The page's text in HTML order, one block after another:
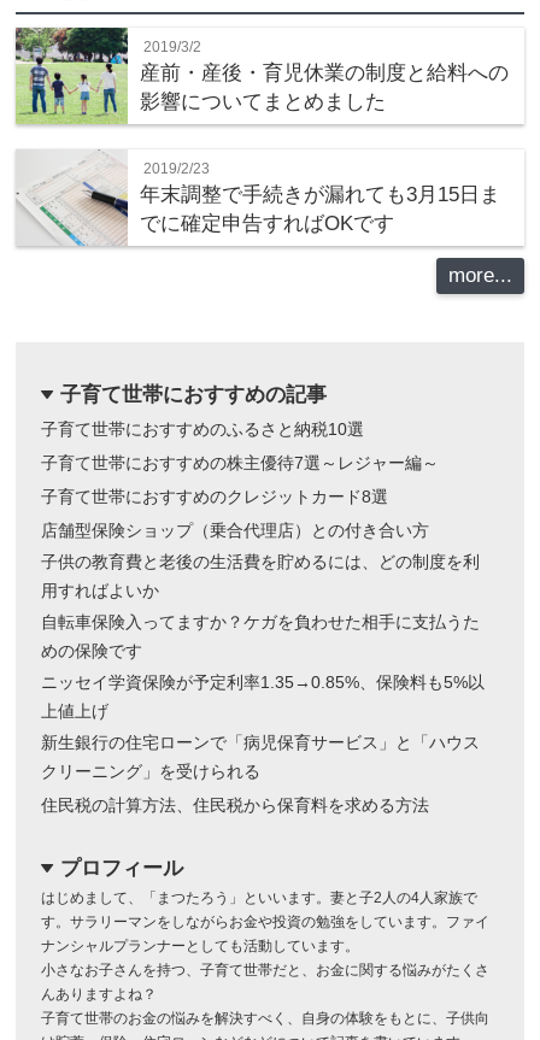
2019/3/2
産前・産後・育児休業の制度と給料への
影響についてまとめました
2019/2/23
年末調整で手続きが漏れても3月15日ま
でに確定申告すればOKです
more...
dropdown 子育て世帯におすすめの記事
子育て世帯におすすめのふるさと納税10選
子育て世帯におすすめの株主優待7選～レジャー編～
子育て世帯におすすめのクレジットカード8選
店舗型保険ショップ（乗合代理店）との付き合い方
子供の教育費と老後の生活費を貯めるには、どの制度を利
用すればよいか
自転車保険入ってますか？ケガを負わせた相手に支払うた
めの保険です
ニッセイ学資保険が予定利率1.35→0.85%、保険料も5%以
上値上げ
新生銀行の住宅ローンで「病児保育サービス」と「ハウス
クリーニング」を受けられる
住民税の計算方法、住民税から保育料を求める方法
dropdown プロフィール
はじめまして、「まつたろう」といいます。妻と子2人の4人家族で
す。サラリーマンをしながらお金や投資の勉強をしています。ファイ
ナンシャルプランナーとしても活動しています。
小さなお子さんを持つ、子育て世帯だと、お金に関する悩みがたくさ
んありますよね？
子育て世帯のお金の悩みを解決すべく、自身の体験をもとに、子供向